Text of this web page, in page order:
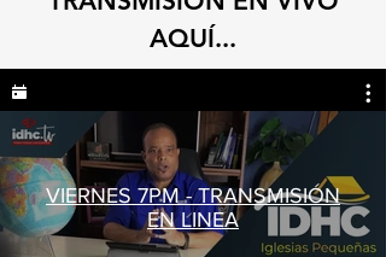
AQUÍ...
VIERNES 7PM - TRANSMISIÓN
EN LINEA